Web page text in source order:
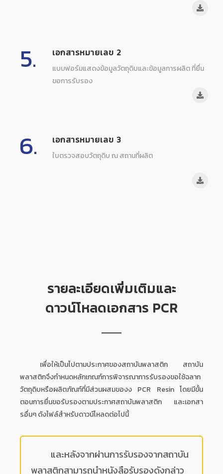
5. เอกสารหมายเลข 2
แบบฟอร์มแสดงข้อมูลวัตถุดิบและข้อมูลการผลิต ที่ยื่น
ขอการรับรอง
6. เอกสารหมายเลข 3
ใบตรวจสอบวัตถุดิบ ณ สถานที่ผลิต
รายละเอียดเพิ่มเติมและ
ดาวน์โหลดเอกสาร PCR
เพื่อให้เป็นไปตามประกาศของสถาบันพลาสติก สถาบัน
พลาสติกจึงกำหนดหลักเกณฑ์การพิจารณาการรับรองขอใช้ฉลาก
วัตถุดิบหรือผลิตภัณฑ์ที่มีส่วนผสมของง PCR Resin โดยมีขั้น
ตอนการยื่นขอรับรองตามประกาศสถาบันพลาสติก และเอกสา
รอื่นๆ ดังไฟล์สำหรับดาวน์โหลดต่อไปนี้
และหลังจากผ่านการรับรองจากสถาบัน
พลาสติกสามารถนำหนังสือรับรองดังกล่าว